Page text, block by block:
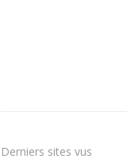
Derniers sites vus